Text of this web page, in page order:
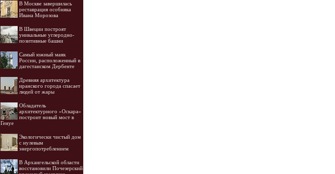
В Москве завершилась
реставрация особняка
Ивана Морозова
В Швеции построят
уникальные углеродно-
позитивные башни
Самый южный маяк
России, расположенный в
дагестанском Дербенте
Древняя архитектура
иранского города спасает
людей от жары
Обладатель
архитектурного «Оскара»
построит новый мост в
Генуе
Экологически чистый дом
с нулевым
энергопотреблением
В Архангельской области
восстановили Почезерский